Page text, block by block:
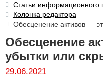
Статьи информационного
Колонка редактора
Обесценение активов —
Обесценение
убытки или
29.06.2021